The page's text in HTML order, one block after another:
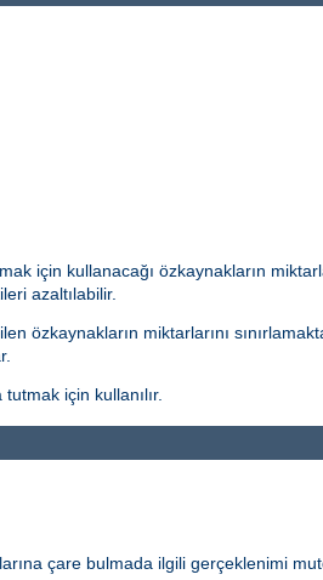
için kullanacağı özkaynakların
azaltılabilir.
özkaynakların miktarlarını
için kullanılır.
çare bulmada ilgili gerçeklenimi